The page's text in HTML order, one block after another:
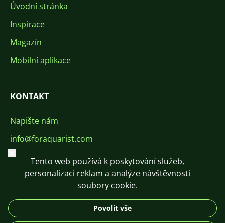
Úvodní stránka
Inspirace
Magazín
Mobilní aplikace
KONTAKT
Napište nám
info@foraquarist.com
+420 603 449 602
Zavřít
Tento web používá k poskytování služeb,
personalizaci reklam a analýze návštěvnosti
soubory cookie.
Povolit vše